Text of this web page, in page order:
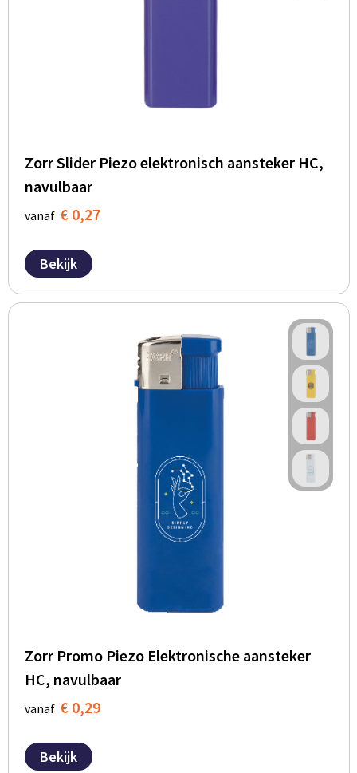
Zorr Slider Piezo elektronisch aansteker HC,
navulbaar
vanaf € 0,27
Bekijk
Zorr Promo Piezo Elektronische aansteker
HC, navulbaar
vanaf € 0,29
Bekijk